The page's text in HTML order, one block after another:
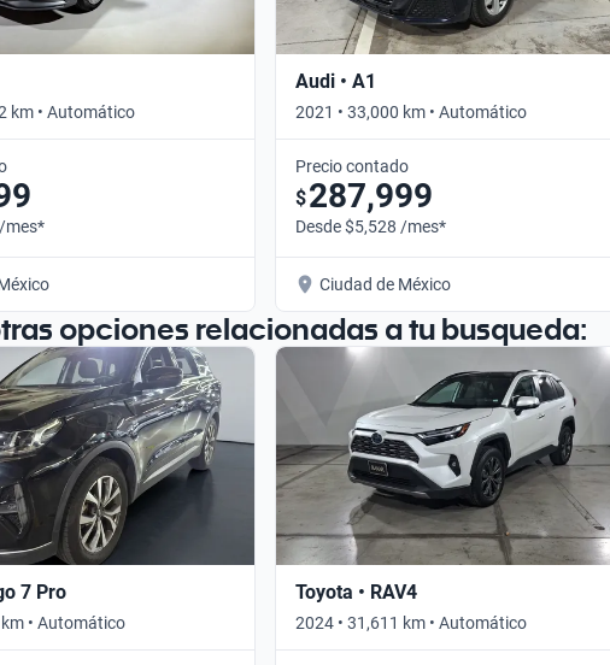
km • Automático
mes*
Audi • A1
2021 • 33,000 km • Automático
Precio contado
$287,999
Desde $5,528 /mes*
Ciudad de México
opciones relacionadas a tu busqueda:
7 Pro
• Automático
Toyota • RAV4
2024 • 31,611 km • Automático